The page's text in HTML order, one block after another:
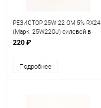
РЕЗИСТОР 25W 22 OM 5% RX24
(Марк. 25W22OJ) силовой в
алюминиевом корпусе
220 ₽
Подробнее